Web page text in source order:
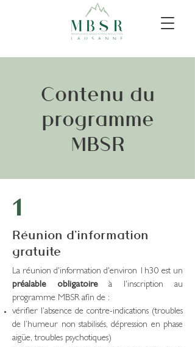
Contenu du
programme
MBSR
1
Réunion d'information
gratuite
La réunion d'information d'environ 1h30 est un
préalable obligatoireà l'inscription au
programme MBSR afin de :
vérifier l’absence de contre-indications (troubles
de l’humeur non stabilisés, dépression en phase
aigüe, troubles psychotiques)